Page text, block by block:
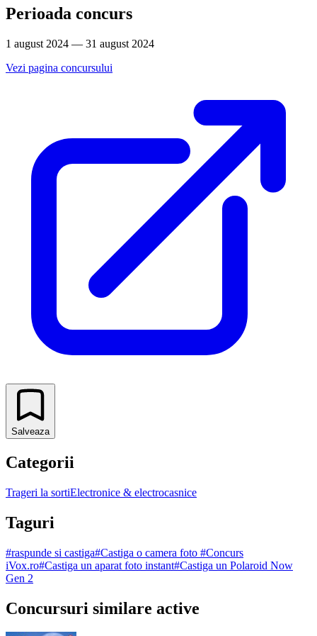
Perioada concurs
1 august 2024 — 31 august 2024
Vezi pagina concursului
Salveaza
Categorii
Trageri la sortiElectronice & electrocasnice
Taguri
#raspunde si castiga#Castiga o camera foto #Concurs
iVox.ro#Castiga un aparat foto instant#Castiga un Polaroid Now
Gen 2
Concursuri similare active